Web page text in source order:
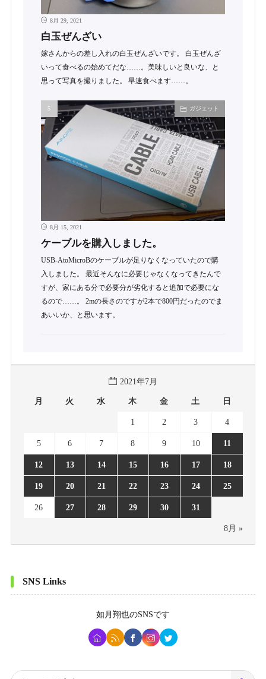
8月 29, 2021
白玉ぜんざい
嫁さんからの差し入れの白玉ぜんざいです。 白玉ぜんざ
いって食べるの始めてだな……。美味しいと良いな、と
思って写真を撮りました。 早速食べます……。
ガジェット
8月 15, 2021
ケーブルを購入しました。
USB-AtoMicroBのケーブルが足りなくなっていたので購
入しました。 最近そんなに必要じゃなくなってきたんで
すが、家にある分で必要分が劣化すると追加で必要にな
るので……。 2mの長さのですが2本で800円だったのでま
あいいか、と思います。
2021年7月
月 火 水 木 金 土 日
1 2 3 4
5 6 7 8 9 10 11
12 13 14 15 16 17 18
19 20 21 22 23 24 25
26 27 28 29 30 31
8月 »
SNS Links
如月翔也のSNSです